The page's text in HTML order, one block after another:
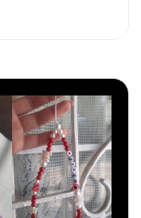
o dije q desee
de ...